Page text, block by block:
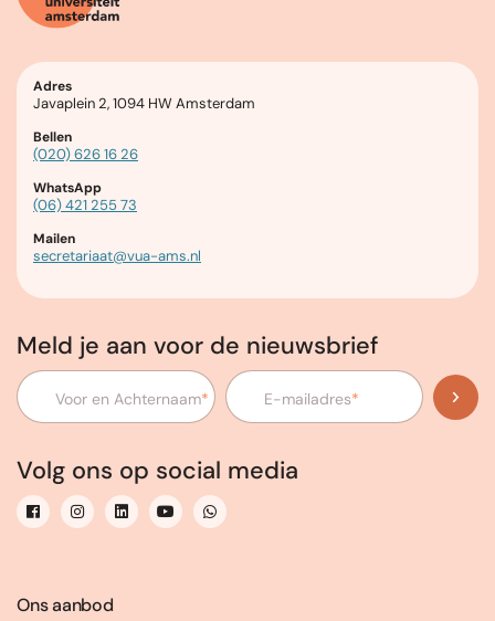
Adres
Javaplein 2, 1094 HW Amsterdam
Bellen
(020) 626 16 26
WhatsApp
(06) 421 255 73
Mailen
secretariaat@vua-ams.nl
Meld je aan voor de nieuwsbrief
Voor en Achternaam* E-mailadres*
Volg ons op social media
Ons aanbod